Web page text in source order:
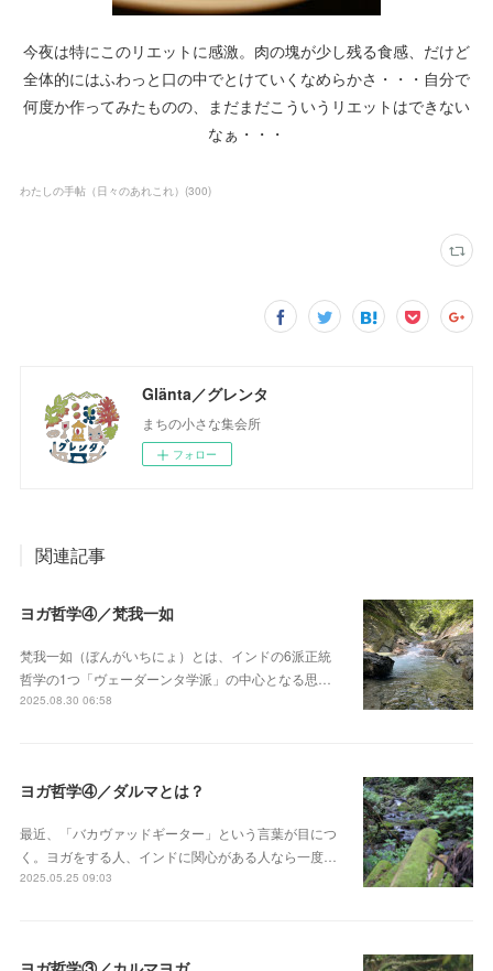
今夜は特にこのリエットに感激。肉の塊が少し残る食感、だけど
全体的にはふわっと口の中でとけていくなめらかさ・・・自分で
何度か作ってみたものの、まだまだこういうリエットはできない
なぁ・・・
わたしの手帖（日々のあれこれ） (300)
Glänta／グレンタ
まちの小さな集会所
フォロー
関連記事
ヨガ哲学④／梵我一如
梵我一如（ぼんがいちにょ）とは、インドの6派正統
哲学の1つ「ヴェーダーンタ学派」の中心となる思…
2025.08.30 06:58
ヨガ哲学④／ダルマとは？
最近、「バカヴァッドギーター」という言葉が目につ
く。ヨガをする人、インドに関心がある人なら一度…
2025.05.25 09:03